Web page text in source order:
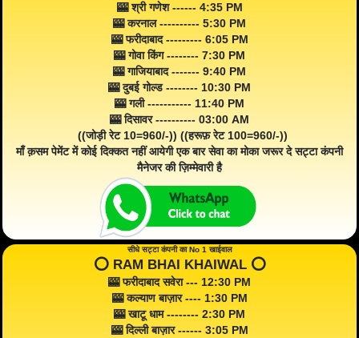
🎰 श्री गणेश ------ 4:35 PM
🎰 करनाल ---------- 5:30 PM
🎰 फरीदाबाद --------- 6:05 PM
🎰 गोवा किंग -------- 7:30 PM
🎰 गाजियाबाद ------- 9:40 PM
🎰 दुबई गोल्ड -------- 10:30 PM
🎰 गली ----------- 11:40 PM
🎰 दिसावर ---------- 03:00 AM
((जोड़ी रेट 10=960/-)) ((हरूफ़ रेट 100=960/-))
माँ क़सम पेमेंट में कोई दिक्कत नहीं आयेगी एक बार सेवा का मोका जरूर दे सट्टा कंपनी
मैनेजर की ज़िम्मेवारी है
सीधे सट्टा कंपनी का No 1 खाईवाल
⭕️ RAM BHAI KHAIWAL ⭕️
🎰 फरीदाबाद सवेरा --- 12:30 PM
🎰 कल्याण बाज़ार ---- 1:30 PM
🎰 खाटू धाम -------- 2:30 PM
🎰 दिल्ली बाज़ार ------ 3:05 PM